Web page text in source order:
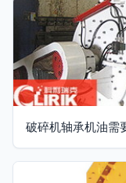
破碎机轴承机油需